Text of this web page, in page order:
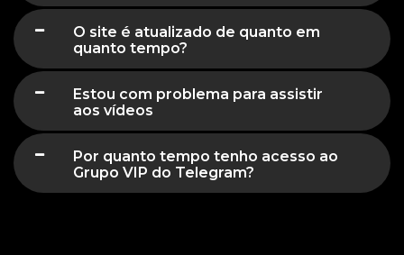
O site é atualizado de quanto em
quanto tempo?
Estou com problema para assistir
aos vídeos
Por quanto tempo tenho acesso ao
Grupo VIP do Telegram?